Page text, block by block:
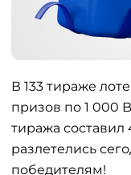
В 133 тираже
призов по 1 000
тиража составил
разлетелись
победителям!